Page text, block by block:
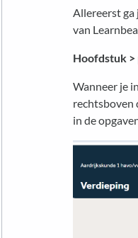
Allereerst ga
van
Hoofdstuk >
Wanneer je
rechtsboven
in de